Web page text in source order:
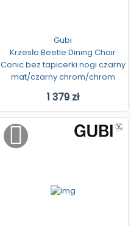
Gubi
Krzesło Beetle Dining Chair
Conic bez tapicerki nogi czarny
mat/czarny chrom/chrom
1 379 zł